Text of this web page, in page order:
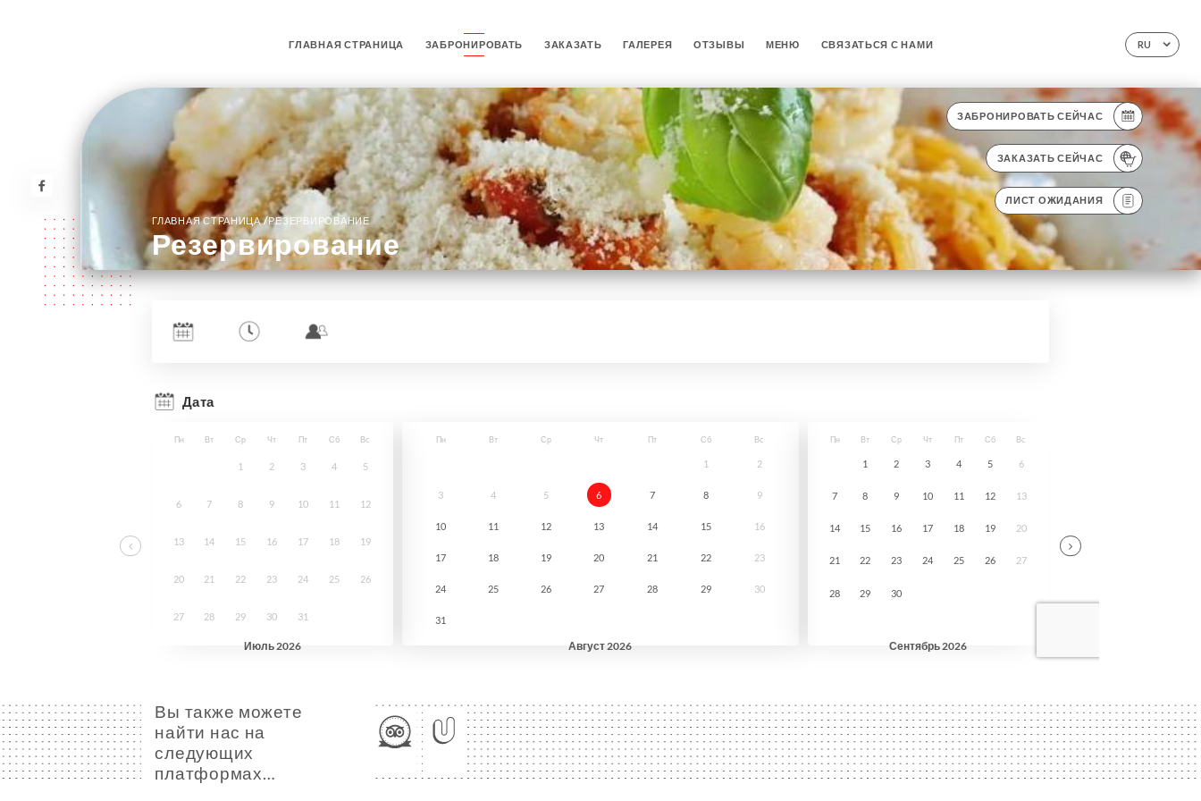
RU
ГЛАВНАЯ СТРАНИЦА ЗАБРОНИРОВАТЬ ЗАКАЗАТЬ ГАЛЕРЕЯ ОТЗЫВЫ МЕНЮ СВЯЗАТЬСЯ С НАМИ
ЗАБРОНИРОВАТЬ СЕЙЧАС
ЗАКАЗАТЬ СЕЙЧАС
ЛИСТ ОЖИДАНИЯ
ГЛАВНАЯ СТРАНИЦА/РЕЗЕРВИРОВАНИЕ
Резервирование
Вы также можете
найти нас на
следующих
платформах…